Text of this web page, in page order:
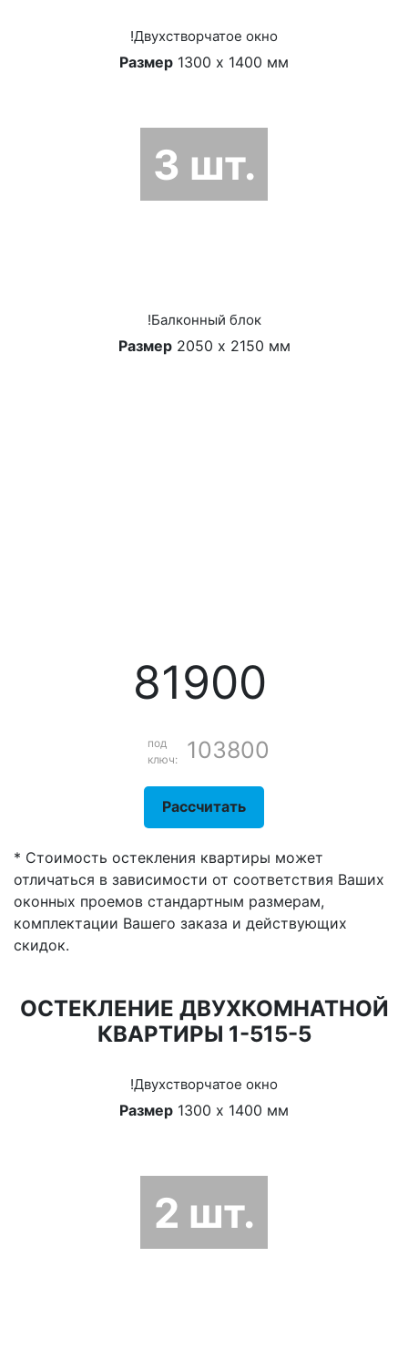
81900
под
ключ:
103800
Рассчитать
!Двухстворчатое окно
Размер 1300 х 1400 мм
3 шт.
!Балконный блок
Размер2050 х 2150 мм
* Стоимость остекления квартиры может
отличаться в зависимости от соответствия Ваших
оконных проемов стандартным размерам,
комплектации Вашего заказа и действующих
скидок.
ОСТЕКЛЕНИЕ ДВУХКОМНАТНОЙ
КВАРТИРЫ 1-515-5
!Двухстворчатое окно
Размер 1300 х 1400 мм
2 шт.